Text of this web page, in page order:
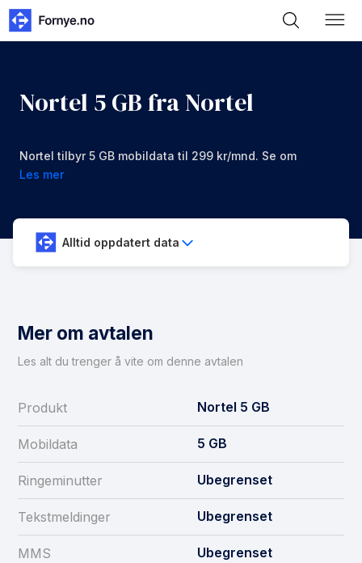
Nortel 5 GB fra Nortel
Nortel tilbyr 5 GB mobildata til 299 kr/mnd. Se om
denne avtalen er noe for deg.
Les mer
Alltid oppdatert data
Mer om avtalen
Les alt du trenger å vite om denne avtalen
Produkt Nortel 5 GB
Mobildata 5 GB
Ringeminutter Ubegrenset
Tekstmeldinger Ubegrenset
MMS Ubegrenset